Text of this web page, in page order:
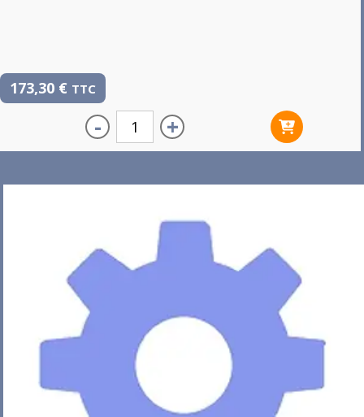
173,30 € TTC
- +